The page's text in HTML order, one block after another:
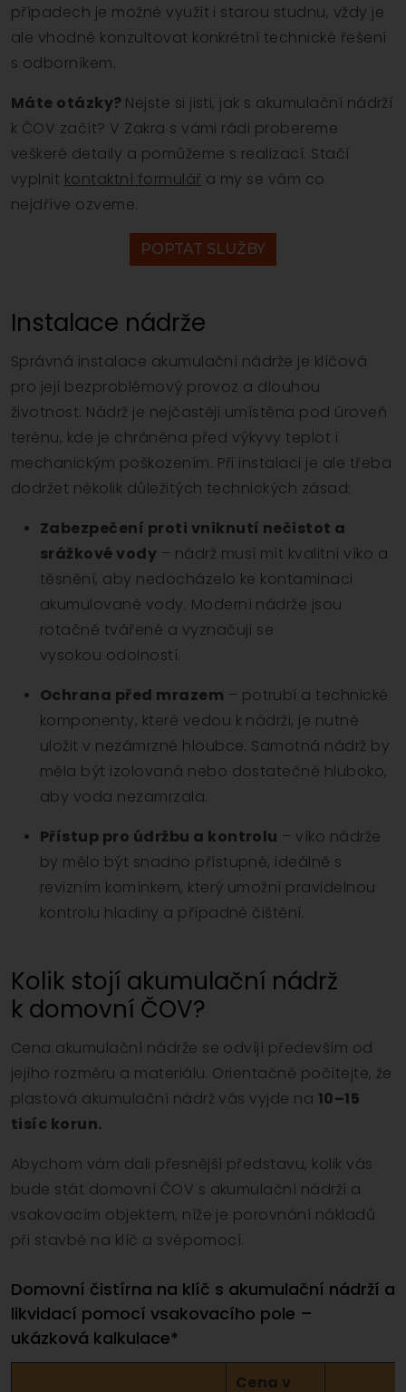
případech je možné využít i starou studnu, vždy je
ale vhodné konzultovat konkrétní technické řešení
s odborníkem.
Máte otázky? Nejste si jisti, jak s akumulační nádrží
k ČOV začít? V Zakra s vámi rádi probereme
veškeré detaily a pomůžeme s realizací. Stačí
vyplnit kontaktní formulář a my se vám co
nejdříve ozveme.
POPTAT SLUŽBY
Instalace nádrže
Správná instalace akumulační nádrže je klíčová
pro její bezproblémový provoz a dlouhou
životnost. Nádrž je nejčastěji umístěna pod úroveň
terénu, kde je chráněna před výkyvy teplot i
mechanickým poškozením. Při instalaci je ale třeba
dodržet několik důležitých technických zásad:
Zabezpečení proti vniknutí nečistot a
srážkové vody – nádrž musí mít kvalitní víko a
těsnění, aby nedocházelo ke kontaminaci
akumulované vody. Moderní nádrže jsou
rotačně tvářené a vyznačují se
vysokou odolností.
Ochrana před mrazem – potrubí a technické
komponenty, které vedou k nádrži, je nutné
uložit v nezámrzné hloubce. Samotná nádrž by
měla být izolovaná nebo dostatečně hluboko,
aby voda nezamrzala.
Přístup pro údržbu a kontrolu – víko nádrže
by mělo být snadno přístupné, ideálně s
revizním komínkem, který umožní pravidelnou
kontrolu hladiny a případné čištění.
Kolik stojí akumulační nádrž
k domovní ČOV?
Cena akumulační nádrže se odvíjí především od
jejího rozměru a materiálu. Orientačně počítejte, že
plastová akumulační nádrž vás vyjde na 10–15
tisíc korun.
Abychom vám dali přesnější představu, kolik vás
bude stát domovní ČOV s akumulační nádrží a
vsakovacím objektem, níže je porovnání nákladů
při stavbě na klíč a svépomocí.
Domovní čistírna na klíč s akumulační nádrží a
likvidací pomocí vsakovacího pole –
ukázková kalkulace*
Cena v